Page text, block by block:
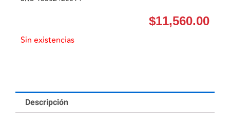
$11,560.00
Sin existencias
Descripción